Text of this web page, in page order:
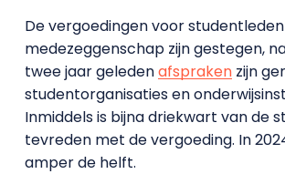
De vergoedingen voor
medezeggenschap zijn gestegen,
twee jaar geledenafsprakenzijn
studentorganisaties en
Inmiddels is bijna driekwart van de
tevreden met de vergoeding. In
amper de helft.